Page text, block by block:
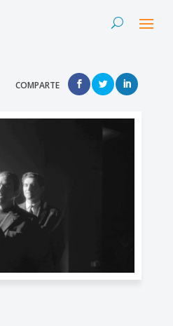
COMPARTE